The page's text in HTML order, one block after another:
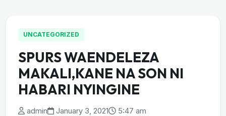
UNCATEGORIZED
SPURS WAENDELEZA
MAKALI,KANE NA SON NI
HABARI NYINGINE
admin January 3, 2021 5:47 am